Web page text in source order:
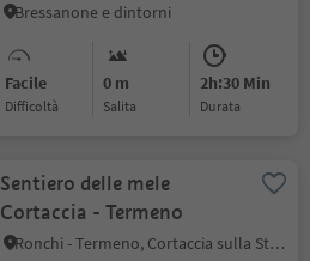
Bressanone e dintorni
Facile
Difficoltà
0 m
Salita
2h:30 Min
durata
Sentiero delle mele
Cortaccia - Termeno
Ronchi - Termeno, Cortaccia sulla Strada del Vino, Strada del Vino